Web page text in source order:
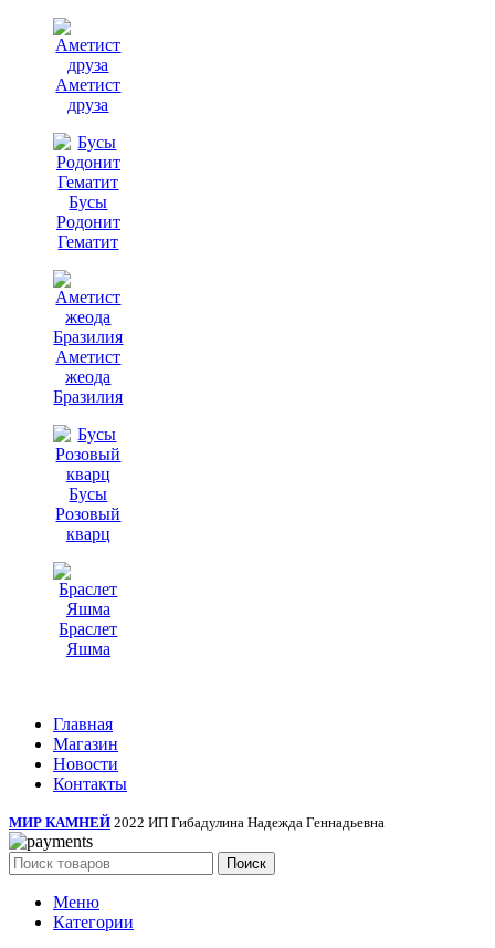
Аметист
друза
Бусы
Родонит
Гематит
Аметист
жеода
Бразилия
Бусы
Розовый
кварц
Браслет
Яшма
Главная
Магазин
Новости
Контакты
МИР КАМНЕЙ 2022 ИП Гибадулина Надежда Геннадьевна
Поиск
Меню
Категории